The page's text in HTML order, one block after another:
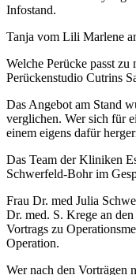
Infostand.
Tanja vom Lili Marlene
Welche Perücke passt
Perückenstudio Cutrins
Das Angebot am Stand
verglichen. Wer sich für
einem eigens dafür
Das Team der Kliniken
Schwerfeld-Bohr im
Frau Dr. med Julia
Dr. med. S. Krege an
Vortrags zu
Operation.
Wer nach den Vorträgen